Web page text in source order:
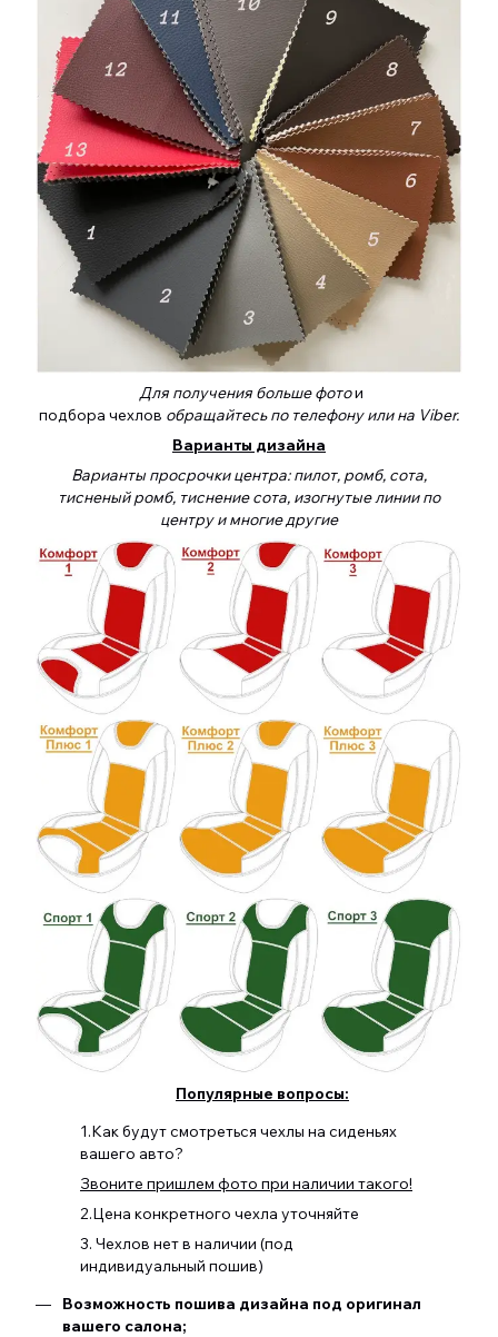
Для получения больше фотои
подбора чехлов обращайтесь по телефону или на Viber.
Варианты дизайна
Варианты просрочки центра: пилот, ромб, сота,
тисненый ромб, тиснение сота, изогнутые линии по
центру и многие другие
Популярные вопросы:
1.Как будут смотреться чехлы на сиденьях
вашего авто?
Звоните пришлем фото при наличии такого!
2.Цена конкретного чехла уточняйте
3. Чехлов нет в наличии (под
индивидуальный пошив)
Возможность пошива дизайна под оригинал
вашего салона;